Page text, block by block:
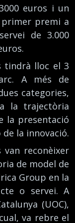
euros i un
primer premi a
de 3.000
tindrà lloc el 3
A més de
categories,
la trajectòria
la presentació
la innovació.
reconèixer
de model de
Group en la
o servei. A
(UOC),
va rebre el